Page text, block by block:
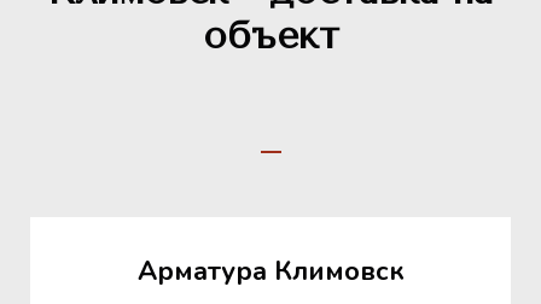
объект
Арматура Климовск